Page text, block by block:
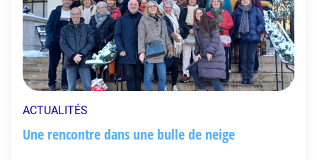
ACTUALITÉS
Une rencontre dans une bulle de neige